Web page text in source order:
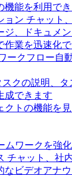
機能を利用で
ョン チャット
ジ、ドキュメ
作業を迅速化
ークフロー自
クの説明、タ
成できます
クトの機能を見
ムワークを強
チャット、社
なビデオアナ